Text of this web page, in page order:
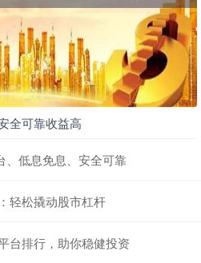
全可靠收益高
、低息免息、安全可靠
轻松撬动股市杠杆
台排行，助你稳健投资